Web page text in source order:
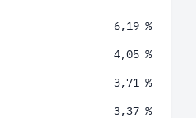
6,19 %
4,05 %
3,71 %
3,37 %